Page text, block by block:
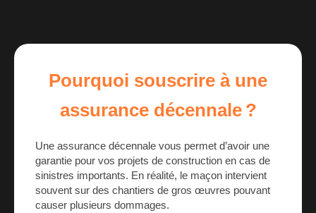
Pourquoi souscrire à une
assurance décennale ?
Une assurance décennale vous permet d’avoir une
garantie pour vos projets de construction en cas de
sinistres importants. En réalité, le maçon intervient
souvent sur des chantiers de gros œuvres pouvant
causer plusieurs dommages.